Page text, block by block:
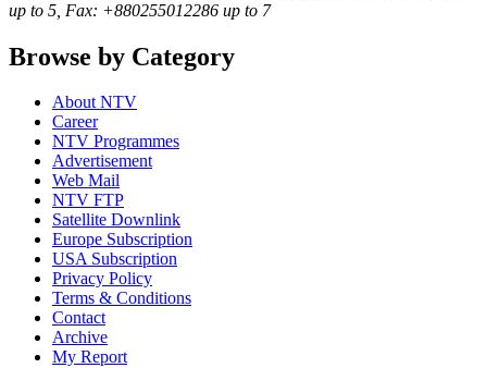
up to 5, Fax: +880255012286 up to 7
Browse by Category
About NTV
Career
NTV Programmes
Advertisement
Web Mail
NTV FTP
Satellite Downlink
Europe Subscription
USA Subscription
Privacy Policy
Terms & Conditions
Contact
Archive
My Report